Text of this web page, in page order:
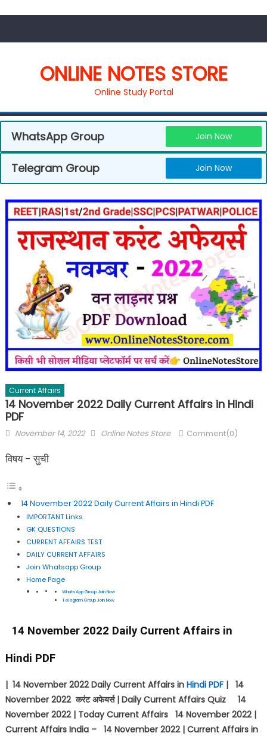
ONLINE NOTES STORE
Online Study Portal
WhatsApp Group Join Now
Telegram Group Join Now
Current Affairs
14 November 2022 Daily Current Affairs in Hindi
PDF
November 14, 2022 Online Notes Store Comment(0)
विषय - सुची
14 November 2022 Daily Current Affairs in Hindi PDF
IMPORTANT Links
GK QUESTIONS
CURRENT AFFAIRS TEST
DAILY CURRENT AFFAIRS
Join Whatsapp Group
Home Page
WhatsApp Group Join Now
Telegram Group Join Now
14 November 2022 Daily Current Affairs in
Hindi PDF
| 14 November 2022 Daily Current Affairs in Hindi PDF| 14
November 2022करंट अफेयर्स | Daily Current Affairs Quiz 14
November 2022 | Today Current Affairs 14 November 2022 |
Current Affairs India – 14 November 2022 | Current Affairs in